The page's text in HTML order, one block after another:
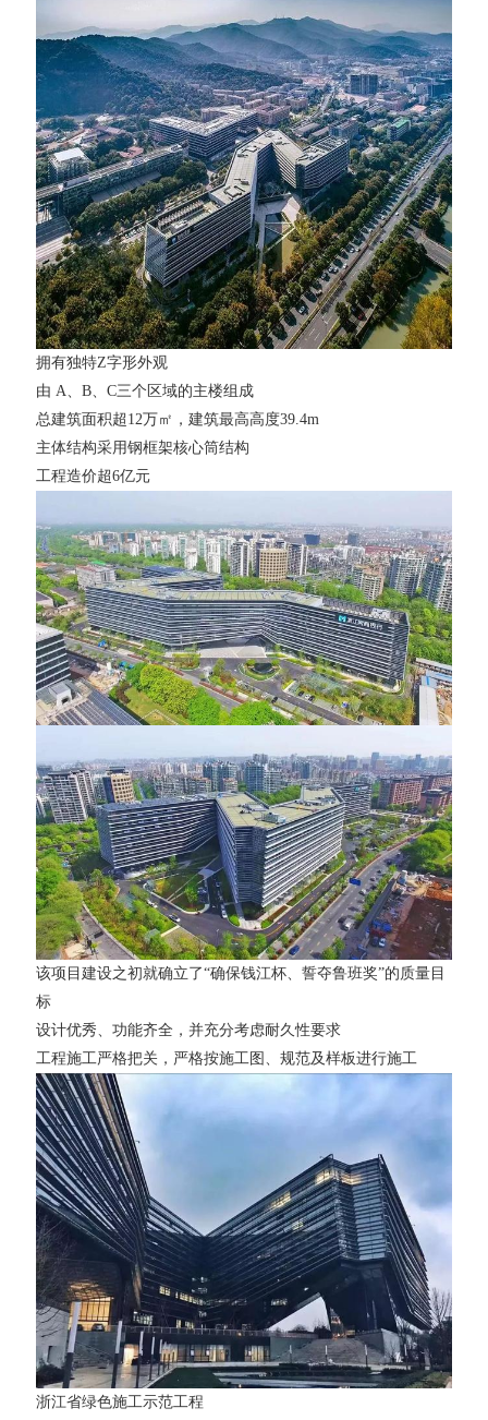
拥有独特Z字形外观
由 A、B、C三个区域的主楼组成
总建筑面积超12万㎡，建筑最高高度39.4m
主体结构采用钢框架核心筒结构
工程造价超6亿元
该项目建设之初就确立了“确保钱江杯、誓夺鲁班奖”的质量目
标
设计优秀、功能齐全，并充分考虑耐久性要求
工程施工严格把关，严格按施工图、规范及样板进行施工
浙江省绿色施工示范工程